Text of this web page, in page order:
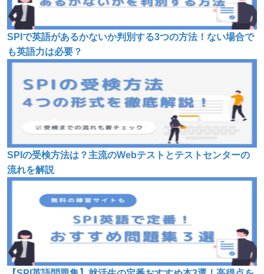
SPIで英語があるかないか判別する3つの方法！ない場合で
も英語力は必要？
SPIの受検方法は？主流のWebテストとテストセンターの
流れを解説